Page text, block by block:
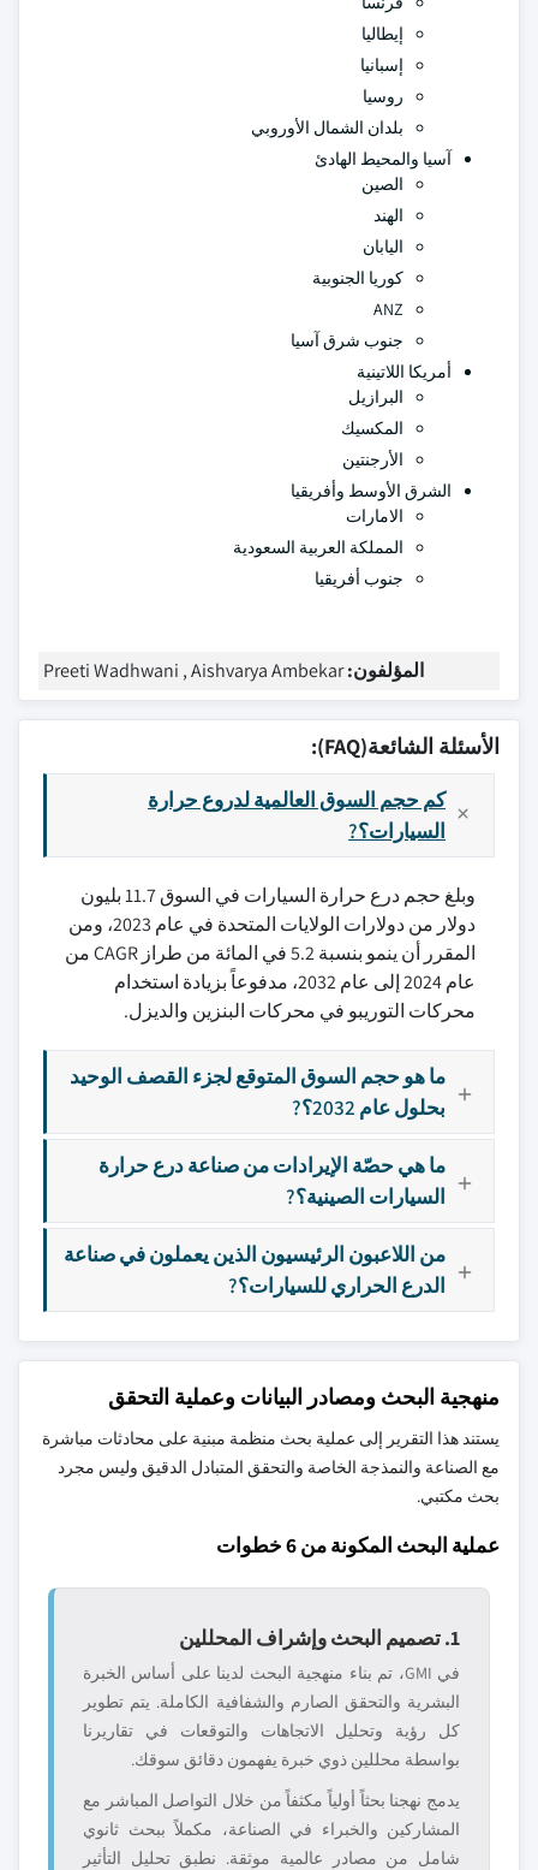
إيطاليا
إسبانيا
روسيا
بلدان الشمال الأوروبي
آسيا والمحيط الهادئ
الصين
الهند
اليابان
كوريا الجنوبية
ANZ
جنوب شرق آسيا
أمريكا اللاتينية
البرازيل
المكسيك
الأرجنتين
الشرق الأوسط وأفريقيا
الامارات
المملكة العربية السعودية
جنوب أفريقيا
المؤلفون:Preeti Wadhwani , Aishvarya Ambekar
الأسئلة الشائعة(FAQ):
كم حجم السوق العالمية لدروع حرارة
السيارات؟?
وبلغ حجم درع حرارة السيارات في السوق 11.7 بليون
دولار من دولارات الولايات المتحدة في عام 2023، ومن
المقرر أن ينمو بنسبة 5.2 في المائة من طراز CAGR من
عام 2024 إلى عام 2032، مدفوعاً بزيادة استخدام
محركات التوريبو في محركات البنزين والديزل.
ما هو حجم السوق المتوقع لجزء القصف الوحيد
بحلول عام 2032؟?
ما هي حصّة الإيرادات من صناعة درع حرارة
السيارات الصينية؟?
من اللاعبون الرئيسيون الذين يعملون في صناعة
الدرع الحراري للسيارات؟?
منهجية البحث ومصادر البيانات وعملية التحقق
يستند هذا التقرير إلى عملية بحث منظمة مبنية على محادثات مباشرة
مع الصناعة والنمذجة الخاصة والتحقق المتبادل الدقيق وليس مجرد
بحث مكتبي.
عملية البحث المكونة من 6 خطوات
1. تصميم البحث وإشراف المحللين
في GMI، تم بناء منهجية البحث لدينا على أساس الخبرة
البشرية والتحقق الصارم والشفافية الكاملة. يتم تطوير
كل رؤية وتحليل الاتجاهات والتوقعات في تقاريرنا
بواسطة محللين ذوي خبرة يفهمون دقائق سوقك.
يدمج نهجنا بحثاً أولياً مكثفاً من خلال التواصل المباشر مع
المشاركين والخبراء في الصناعة، مكملاً ببحث ثانوي
شامل من مصادر عالمية موثقة. نطبق تحليل التأثير